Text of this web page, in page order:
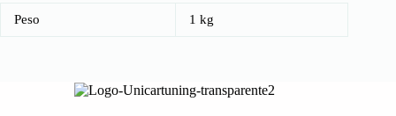
Peso 1 kg